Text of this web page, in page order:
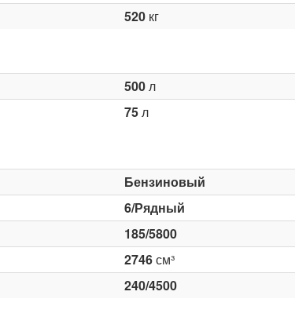
520кг
500л
75л
Бензиновый
6/Рядный
185/5800
2746см³
240/4500